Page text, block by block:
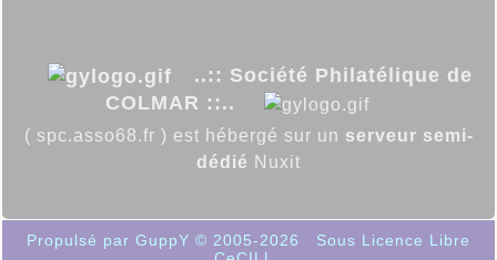
..:: Société Philatélique de
COLMAR ::..
( spc.asso68.fr ) est hébergé sur un serveur semi-
dédié Nuxit
Propulsé par GuppY © 2005-2026
Sous Licence Libre